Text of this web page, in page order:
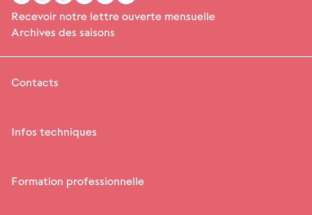
Recevoir notre lettre ouverte mensuelle
Archives des saisons
Contacts
Infos techniques
Formation professionnelle